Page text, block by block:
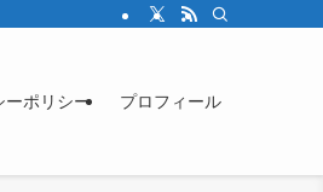
ーポリシー プロフィール